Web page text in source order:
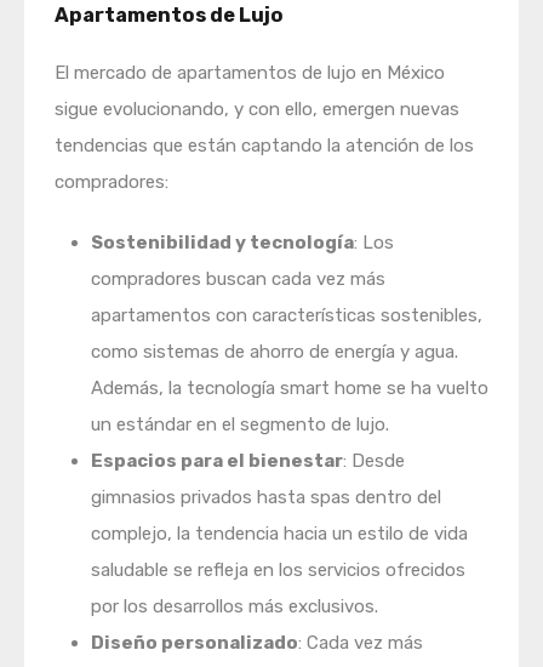
Apartamentos de Lujo
El mercado de apartamentos de lujo en México
sigue evolucionando, y con ello, emergen nuevas
tendencias que están captando la atención de los
compradores:
Sostenibilidad y tecnología: Los
compradores buscan cada vez más
apartamentos con características sostenibles,
como sistemas de ahorro de energía y agua.
Además, la tecnología smart home se ha vuelto
un estándar en el segmento de lujo.
Espacios para el bienestar: Desde
gimnasios privados hasta spas dentro del
complejo, la tendencia hacia un estilo de vida
saludable se refleja en los servicios ofrecidos
por los desarrollos más exclusivos.
Diseño personalizado: Cada vez más